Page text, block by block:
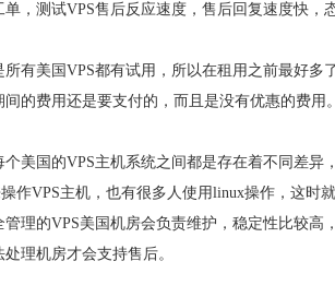
，测试VPS售后反应速度，售后回复速度快，
所有美国VPS都有试用，所以在租用之前最好
的费用还是要支付的，而且是没有优惠的费用。
个美国的VPS主机系统之间都是存在着不同差
操作VPS主机，也有很多人使用linux操作，这
管理的VPS美国机房会负责维护，稳定性比较
理机房才会支持售后。